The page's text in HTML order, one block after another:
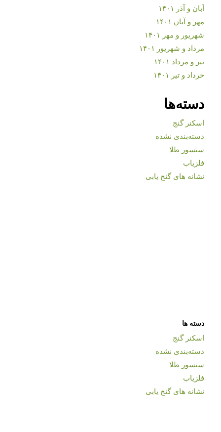
آبان و آذر ۱۴۰۱
مهر و آبان ۱۴۰۱
شهریور و مهر ۱۴۰۱
مرداد و شهریور ۱۴۰۱
تیر و مرداد ۱۴۰۱
خرداد و تیر ۱۴۰۱
دسته‌ها
اسکنر گنج
دسته‌بندی نشده
سنسور طلا
فلزیاب
نشانه های گنج یابی
دسته ها
اسکنر گنج
دسته‌بندی نشده
سنسور طلا
فلزیاب
نشانه های گنج یابی